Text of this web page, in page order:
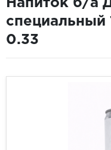
Напиток б/а
специальный
0.33